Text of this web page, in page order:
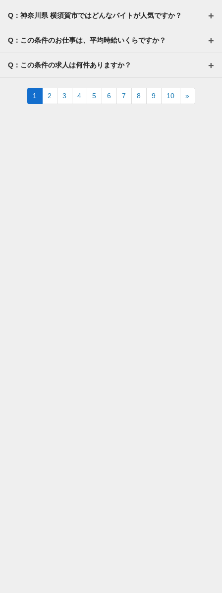
Q：神奈川県 横須賀市ではどんなバイトが人気ですか？
Q：この条件のお仕事は、平均時給いくらですか？
Q：この条件の求人は何件ありますか？
1 2 3 4 5 6 7 8 9 10 »Next